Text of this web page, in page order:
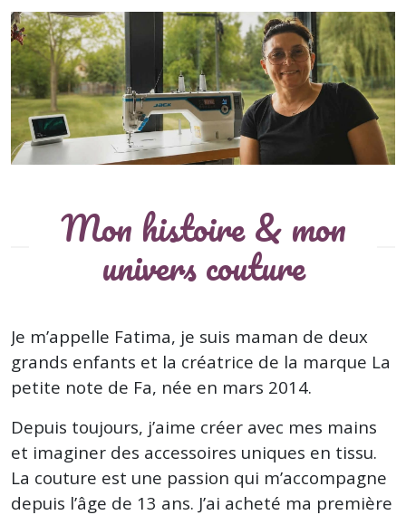
Mon histoire & mon
univers couture
Je m’appelle Fatima, je suis maman de deux
grands enfants et la créatrice de la marque La
petite note de Fa, née en mars 2014.
Depuis toujours, j’aime créer avec mes mains
et imaginer des accessoires uniques en tissu.
La couture est une passion qui m’accompagne
depuis l’âge de 13 ans. J’ai acheté ma première